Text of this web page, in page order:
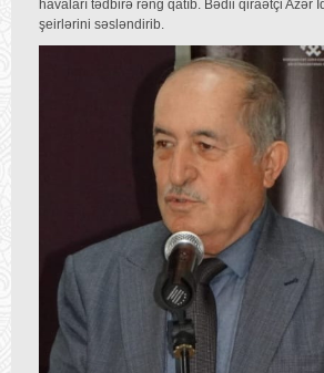
havaları tədbirə rəng qatıb. Bədii qiraətçi Azər
şeirlərini səsləndirib.